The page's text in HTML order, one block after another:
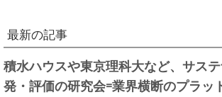
最新の記事
積水ハウスや東京理科大など、サス
発・評価の研究会=業界横断のプラッ